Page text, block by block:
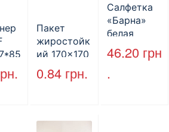
Пакет
жиростойк
ий 170×170
мм, уголок,
коричневы
0.84 грн.
Салфетка
«Барна»
белая
PAPERO
500 шт (6/
46.20 грн
.